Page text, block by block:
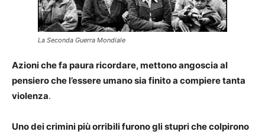
La Seconda Guerra Mondiale
Azioni che fa paura ricordare, mettono angoscia al
pensiero che l’essere umano sia finito a compiere tanta
violenza.
Uno dei crimini più orribili furono gli stupri che colpirono